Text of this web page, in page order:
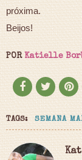
próxima.
Beijos!
PORKatielle
TAGS: SEMANA